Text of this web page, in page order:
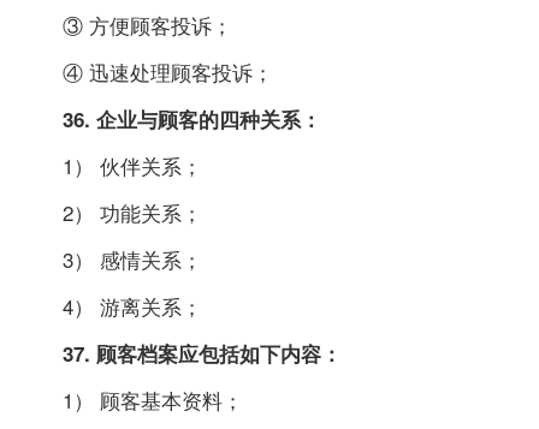
③ 方便顾客投诉；
④ 迅速处理顾客投诉；
36. 企业与顾客的四种关系：
1） 伙伴关系；
2） 功能关系；
3） 感情关系；
4） 游离关系；
37. 顾客档案应包括如下内容：
1） 顾客基本资料；